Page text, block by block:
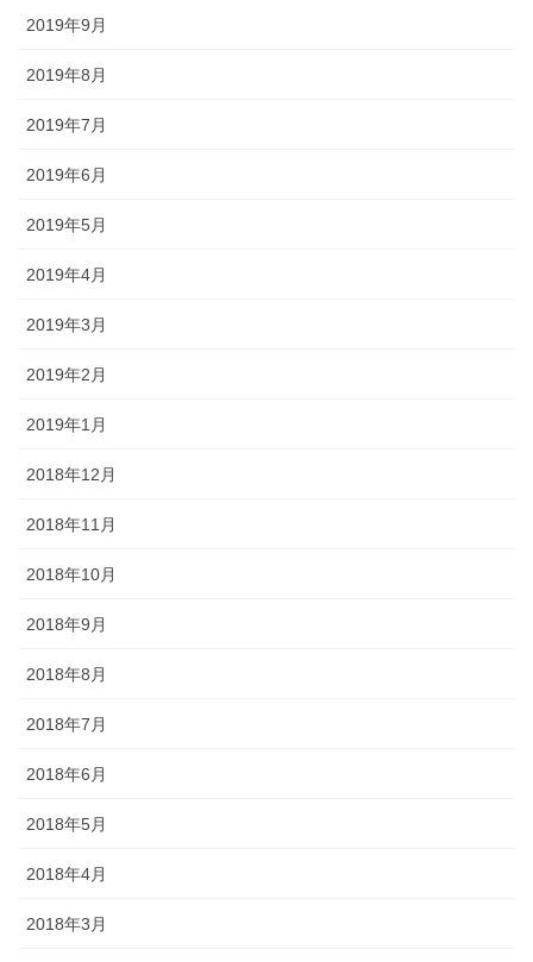
2019年9月
2019年8月
2019年7月
2019年6月
2019年5月
2019年4月
2019年3月
2019年2月
2019年1月
2018年12月
2018年11月
2018年10月
2018年9月
2018年8月
2018年7月
2018年6月
2018年5月
2018年4月
2018年3月